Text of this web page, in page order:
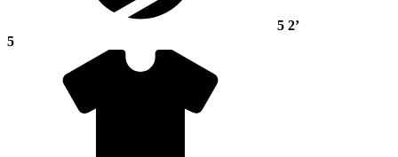
5 2’
5